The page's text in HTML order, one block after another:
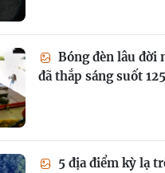
Bóng đèn lâu đời
đã thắp sáng suốt
5 địa điểm kỳ lạ